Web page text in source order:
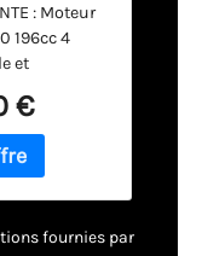
- moteur
-
coupe
: Moteur
196cc 4
et
Idéale
terrains
traction
€
fournies par